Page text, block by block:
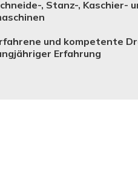
, Stanz-, Kaschier-
und kompetente
Erfahrung